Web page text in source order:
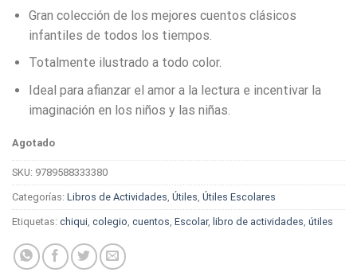
Gran colección de los mejores cuentos clásicos
infantiles de todos los tiempos.
Totalmente ilustrado a todo color.
Ideal para afianzar el amor a la lectura e incentivar la
imaginación en los niños y las niñas.
Agotado
SKU: 9789588333380
Categorías: Libros de Actividades Útiles Útiles Escolares
Etiquetas: chiqui colegio cuentos Escolar, libro de actividades útiles